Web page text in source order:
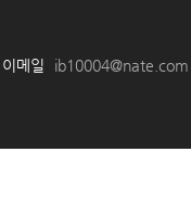
이메일
ib10004@nate.com